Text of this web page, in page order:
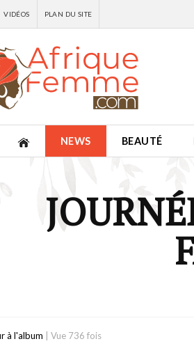
VIDÉOS PLAN DU SITE
NEWS BEAUTÉ
à l'album Vue 736 fois